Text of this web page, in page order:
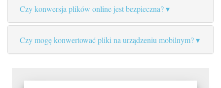
Czy konwersja plików online jest bezpieczna?
Czy mogę konwertować pliki na urządzeniu mobilnym?